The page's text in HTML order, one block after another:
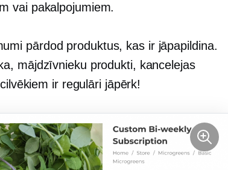
vai pakalpojumiem.
pārdod produktus, kas ir jāpapildina.
mājdzīvnieku produkti, kancelejas
ir regulāri jāpērk!